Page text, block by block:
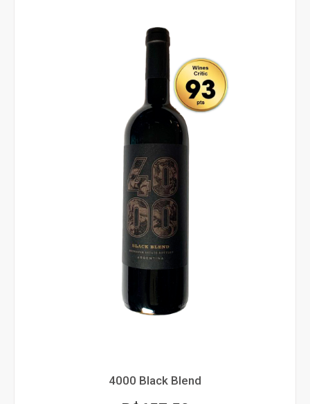
4000 Black Blend